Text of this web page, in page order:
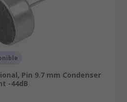
Pin 9.7 mm Condenser
-44dB